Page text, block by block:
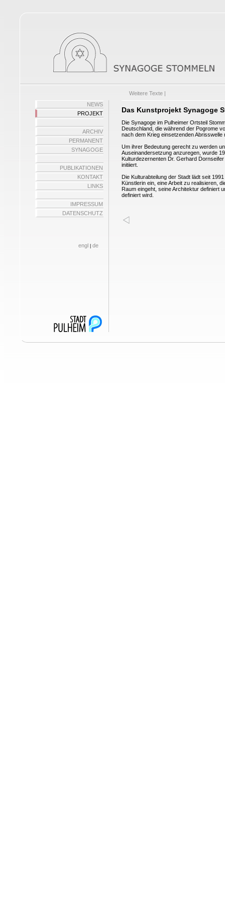
Weitere Texte |
NEWS
PROJEKT
ARCHIV
PERMANENT
SYNAGOGE
PUBLIKATIONEN
KONTAKT
LINKS
IMPRESSUM
DATENSCHUTZ
engl de
Das Kunstprojekt Synagoge
Die Synagoge im Pulheimer Ortsteil
Deutschland, die während der Pogrome
nach dem Krieg einsetzenden Abrisswelle
Um ihrer Bedeutung gerecht zu werden
Auseinandersetzung anzuregen, wurde
Kulturdezernenten Dr. Gerhard
initiiert.
Die Kulturabteilung der Stadt lädt seit
Künstlerin ein, eine Arbeit zu realisieren,
Raum eingeht, seine Architektur definiert
definiert wird.